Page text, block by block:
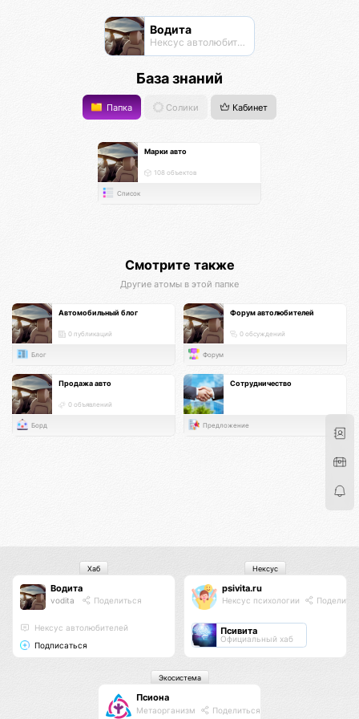
Водита
Нексус автолюбителей
База знаний
Папка Солики Кабинет
Марки авто
108 объектов
Список
Смотрите также
Другие атомы в этой папке
Автомобильный блог
0 публикаций
Блог
Форум автолюбителей
0 обсуждений
Форум
Продажа авто
0 объявлений
Борд
Сотрудничество
Предложение
Водита
vodita Поделиться
Нексус автолюбителей
Подписаться
Хаб
psivita.ru
Нексус психологии
Псивита
Официальный хаб
Нексус
Псиона
Метаорганизм Поделиться
Экосистема